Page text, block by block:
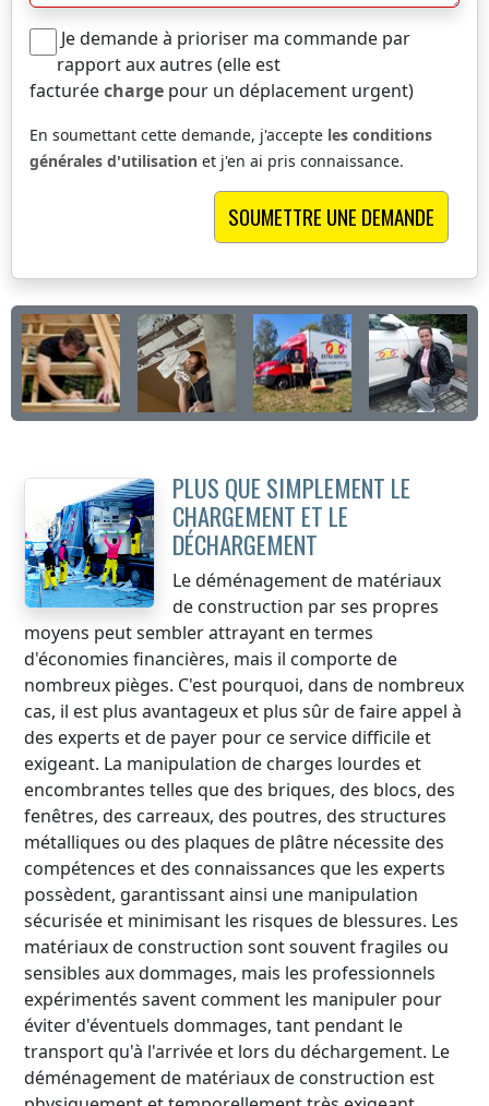
Je demande à prioriser ma commande par
rapport aux autres (elle est
facturéecharge pour un déplacement urgent)
En soumettant cette demande, j'accepte les conditions
générales d'utilisation et j'en ai pris connaissance.
PLUS QUE SIMPLEMENT LE
CHARGEMENT ET LE
DÉCHARGEMENT
Le déménagement de matériaux
de construction par ses propres
moyens peut sembler attrayant en termes
d'économies financières, mais il comporte de
nombreux pièges. C'est pourquoi, dans de nombreux
cas, il est plus avantageux et plus sûr de faire appel à
des experts et de payer pour ce service difficile et
exigeant. La manipulation de charges lourdes et
encombrantes telles que des briques, des blocs, des
fenêtres, des carreaux, des poutres, des structures
métalliques ou des plaques de plâtre nécessite des
compétences et des connaissances que les experts
possèdent, garantissant ainsi une manipulation
sécurisée et minimisant les risques de blessures. Les
matériaux de construction sont souvent fragiles ou
sensibles aux dommages, mais les professionnels
expérimentés savent comment les manipuler pour
éviter d'éventuels dommages, tant pendant le
transport qu'à l'arrivée et lors du déchargement. Le
déménagement de matériaux de construction est